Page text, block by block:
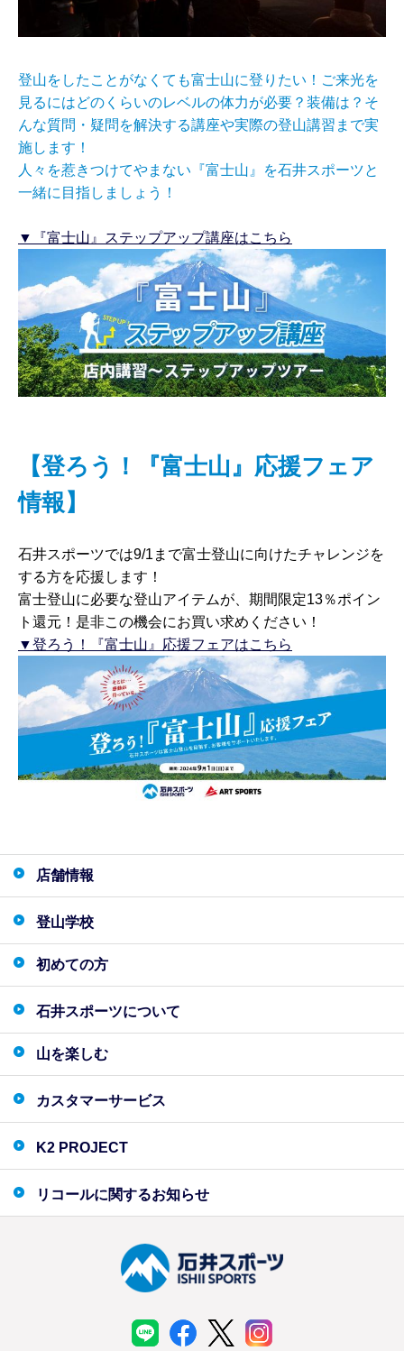
登山をしたことがなくても富士山に登りたい！ご来光を
見るにはどのくらいのレベルの体力が必要？装備は？そ
んな質問・疑問を解決する講座や実際の登山講習まで実
施します！
人々を惹きつけてやまない『富士山』を石井スポーツと
一緒に目指しましょう！
▼『富士山』ステップアップ講座はこちら
【登ろう！『富士山』応援フェア
情報】
石井スポーツでは9/1まで富士登山に向けたチャレンジを
する方を応援します！
富士登山に必要な登山アイテムが、期間限定13％ポイン
ト還元！是非この機会にお買い求めください！
▼登ろう！『富士山』応援フェアはこちら
店舗情報
登山学校
初めての方
石井スポーツについて
山を楽しむ
カスタマーサービス
K2 PROJECT
リコールに関するお知らせ